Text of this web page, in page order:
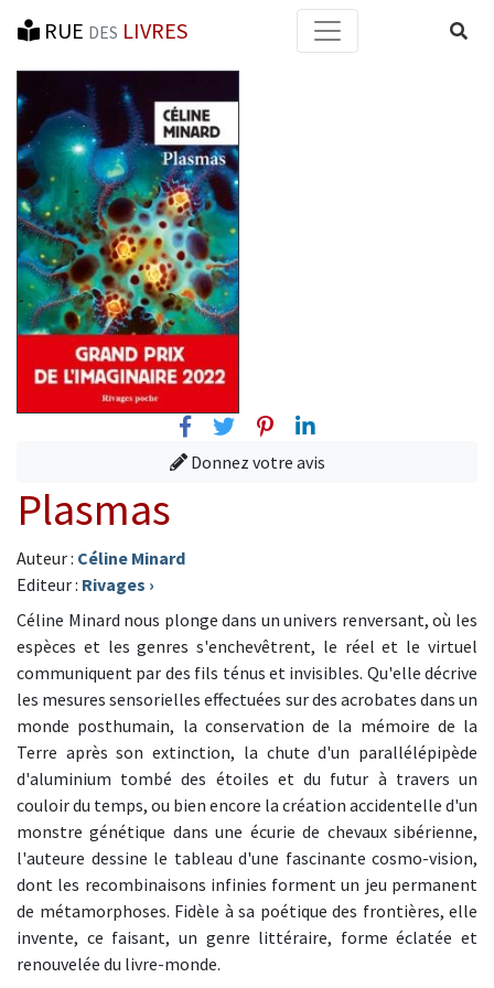
RUE DES LIVRES
FacebookTwitterPinterest
Linkedin
Donnez votre avis
Plasmas
Auteur : Céline Minard
Editeur : Rivages ›
Céline Minard nous plonge dans un univers renversant, où les
espèces et les genres s'enchevêtrent, le réel et le virtuel
communiquent par des fils ténus et invisibles. Qu'elle décrive
les mesures sensorielles effectuées sur des acrobates dans un
monde posthumain, la conservation de la mémoire de la
Terre après son extinction, la chute d'un parallélépipède
d'aluminium tombé des étoiles et du futur à travers un
couloir du temps, ou bien encore la création accidentelle d'un
monstre génétique dans une écurie de chevaux sibérienne,
l'auteure dessine le tableau d'une fascinante cosmo-vision,
dont les recombinaisons infinies forment un jeu permanent
de métamorphoses. Fidèle à sa poétique des frontières, elle
invente, ce faisant, un genre littéraire, forme éclatée et
renouvelée du livre-monde.